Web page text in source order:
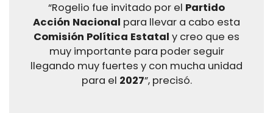
“Rogelio fue invitado por el Partido
Acción Nacional para llevar a cabo esta
Comisión Política Estatal y creo que es
muy importante para poder seguir
llegando muy fuertes y con mucha unidad
para el 2027”, precisó.